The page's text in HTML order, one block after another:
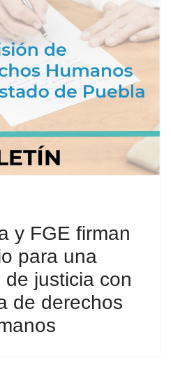
y FGE firman
para una
justicia con
de derechos